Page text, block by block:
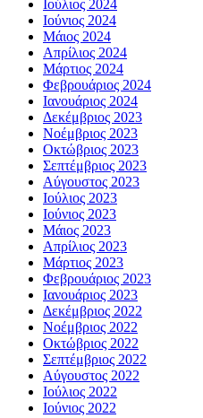
Ιούλιος 2024
Ιούνιος 2024
Μάιος 2024
Απρίλιος 2024
Μάρτιος 2024
Φεβρουάριος 2024
Ιανουάριος 2024
Δεκέμβριος 2023
Νοέμβριος 2023
Οκτώβριος 2023
Σεπτέμβριος 2023
Αύγουστος 2023
Ιούλιος 2023
Ιούνιος 2023
Μάιος 2023
Απρίλιος 2023
Μάρτιος 2023
Φεβρουάριος 2023
Ιανουάριος 2023
Δεκέμβριος 2022
Νοέμβριος 2022
Οκτώβριος 2022
Σεπτέμβριος 2022
Αύγουστος 2022
Ιούλιος 2022
Ιούνιος 2022